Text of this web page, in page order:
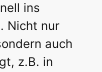
ins
Nicht nur
auch
z.B. in